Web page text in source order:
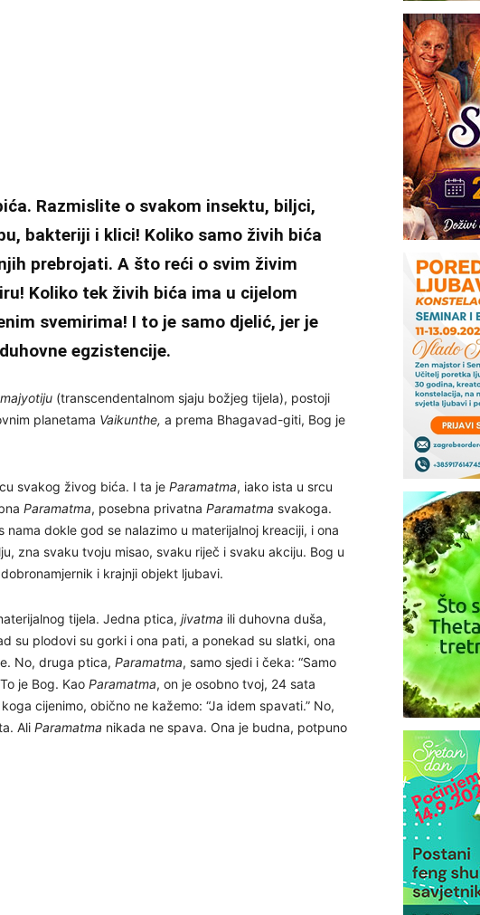
Razmislite o svakom insektu, biljci,
bakteriji i klici! Koliko samo živih bića
prebrojati. A što reći o svim živim
Koliko tek živih bića ima u cijelom
svemirima! I to je samo djelić, jer je
egzistencije.
(transcendentalnom sjaju božjeg tijela), postoji
planetama Vaikunthe, a prema Bhagavad-giti, Bog je
svakog živog bića. I ta je Paramatma, iako ista u srcu
Paramatma, posebna privatna Paramatma svakoga.
nama dokle god se nalazimo u materijalnoj kreaciji, i ona
zna ​​svaku tvoju misao, svaku riječ i svaku akciju. Bog u
i krajnji objekt ljubavi.
tijela. Jedna ptica, jivatma ili duhovna duša,
su plodovi su gorki i ona pati, a ponekad su slatki, ona
No, druga ptica, Paramatma, samo sjedi i čeka: “Samo
je Bog. Kao Paramatma, on je osobno tvoj, 24 sata
cijenimo, obično ne kažemo: “Ja idem spavati.” No,
Ali Paramatma nikada ne spava. Ona je budna, potpuno